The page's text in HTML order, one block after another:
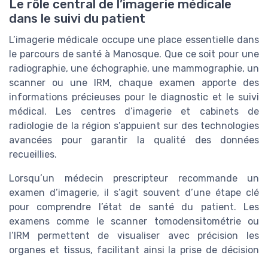
Le rôle central de l’imagerie médicale
dans le suivi du patient
L’imagerie médicale occupe une place essentielle dans
le parcours de santé à Manosque. Que ce soit pour une
radiographie, une échographie, une mammographie, un
scanner ou une IRM, chaque examen apporte des
informations précieuses pour le diagnostic et le suivi
médical. Les centres d’imagerie et cabinets de
radiologie de la région s’appuient sur des technologies
avancées pour garantir la qualité des données
recueillies.
Lorsqu’un médecin prescripteur recommande un
examen d’imagerie, il s’agit souvent d’une étape clé
pour comprendre l’état de santé du patient. Les
examens comme le scanner tomodensitométrie ou
l’IRM permettent de visualiser avec précision les
organes et tissus, facilitant ainsi la prise de décision